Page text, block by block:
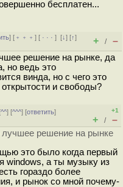
бесплатен...
] [ ﹢﹢﹢] [ · · ·][↓] [↑]
+ / –
решение на рынке, да
но ведь это
винда, но с чего это
и свободы?
^^] [^^^] [ответить]
+1
+ / –
решение на рынке
это было когда первый
windows, а ты музыку из
гораздо более
и рынок со мной почему-